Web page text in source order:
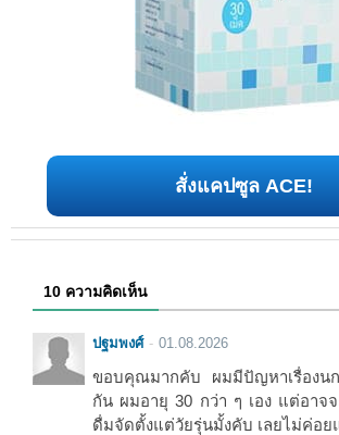
สั่งแคปซูล ACE!
10 ความคิดเห็น
ปฐมพงศ์ 01.08.2026
ขอบคุณมากคับ ผมมีปัญหาเรื่องนก
กัน ผมอายุ 30 กว่า ๆ เอง แต่อาจจ
ดื่มจัดตั้งแต่วัยรุ่นมั้งคับ เลยไม่ค่อย